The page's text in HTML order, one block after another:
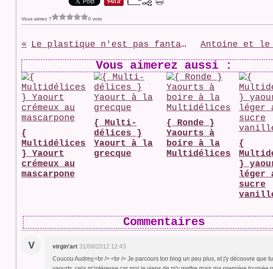
Vous aimez ? 0 vote
Le plastique n'est pas fantastique ...
Vous aimerez aussi :
{
Multidélices
} Yaourt
crémeux au
mascarpone
{ Multi-
délices }
Yaourt à la
grecque
{ Ronde }
Yaourts à
boire à la
Multidélices
{
}
léger
sucre
Commentaires
V virgin'art 31/08/2012 12:43
Coucou Audrey,<br /> <br /> Je parcours ton blog un peu plus, et j'y découvre que